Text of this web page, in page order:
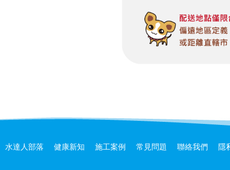
水達人部落 健康新知 施工案例 常見問題 聯絡我們 隱